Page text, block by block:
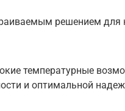
решением
температурные
и оптимальной